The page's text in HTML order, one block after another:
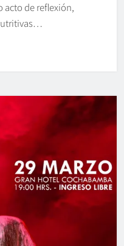
acto de reflexión,